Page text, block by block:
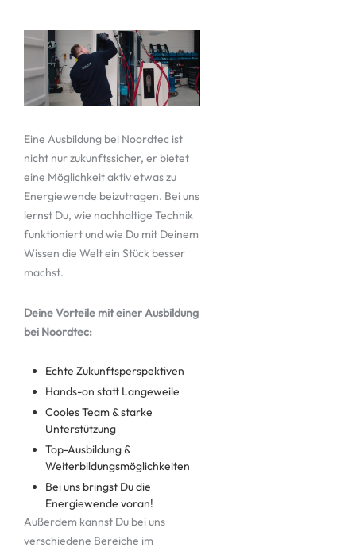
Eine Ausbildung bei Noordtec ist
nicht nur zukunftssicher, er bietet
eine Möglichkeit aktiv etwas zu
Energiewende beizutragen. Bei uns
lernst Du, wie nachhaltige Technik
funktioniert und wie Du mit Deinem
Wissen die Welt ein Stück besser
machst.
Deine Vorteile mit einer Ausbildung
bei Noordtec:
Echte Zukunftsperspektiven
Hands-on statt Langeweile
Cooles Team & starke
Unterstützung
Top-Ausbildung &
Weiterbildungsmöglichkeiten
Bei uns bringst Du die
Energiewende voran!
Außerdem kannst Du bei uns
verschiedene Bereiche im